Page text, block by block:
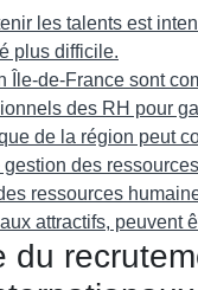
les talents est
plus difficile.
Île-de-France sont
des RH pour
de la région peut
des
ressources
attractifs, peuvent
du